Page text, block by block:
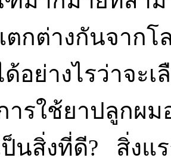
กต่างกันจากโ
อย่างไรว่าจะ
ารใช้ยาปลูกผ
ป็นสิ่งที่ดี? สิ่ง